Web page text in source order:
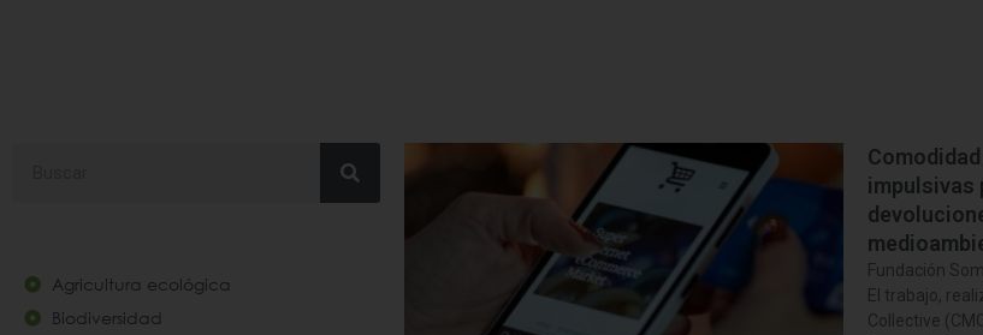
Agricultura ecológica
Biodiversidad
impulsivas
Fundación
El trabajo,
Collective